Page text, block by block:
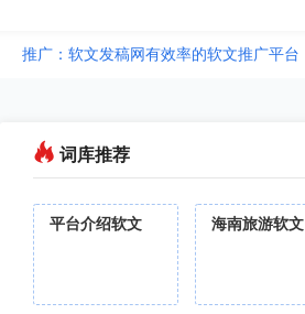
推广：软文发稿网有效率的软文推广平台
词库推荐
平台介绍软文 海南旅游软文